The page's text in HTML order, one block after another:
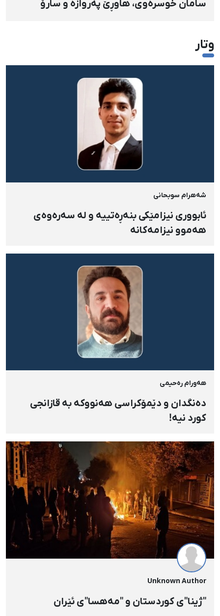
سامان خوسرەوی، هاوڕێ پەروازە و سارۆ
وتار
شەهرام سوبحانی
ئابووری نیزامێکی بنەڕەتییە و لە سەرەوەی
هەموو نیزامەکانە
هەورام رەحیمی
دەنگدان و دێمۆکراسی هەنووکە بە قازانجی
کورد نیە!
Unknown Author
"ژینا"ی کوردستان و "مەهسا"ی ئێران